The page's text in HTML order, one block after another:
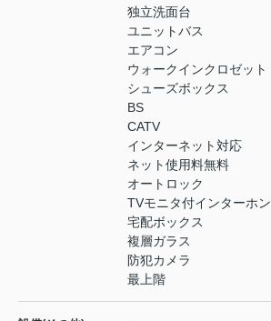
独立洗面台
ユニットバス
エアコン
ウォークインクロゼット
シューズボックス
BS
CATV
インターネット対応
ネット使用料無料
オートロック
TVモニタ付インターホン
宅配ボックス
複層ガラス
防犯カメラ
最上階